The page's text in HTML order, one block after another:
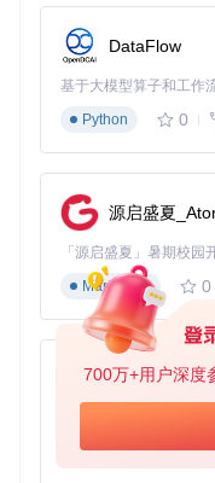
700万+用户深度
暴风影
音
富
试试看：先安装Kodi
体中心的魅力！
空间声学优化：
基础声学处理
地面处理：铺设地
家具摆放：避免大面
简易声场测试
播放白噪音音频
缓慢走过房间各个
标记出声场不均匀
通过家具调整改善
合理的声学处理能让
DataFlow
基于大模型算子和工作
Python
0
源启盛夏
Markdown
0
py-xiaozhi
Python
0